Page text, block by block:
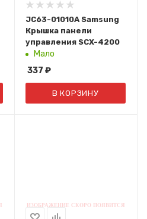
JC63-01010A Samsung
Крышка панели
управления SCX-4200
Мало
337 ₽
В КОРЗИНУ